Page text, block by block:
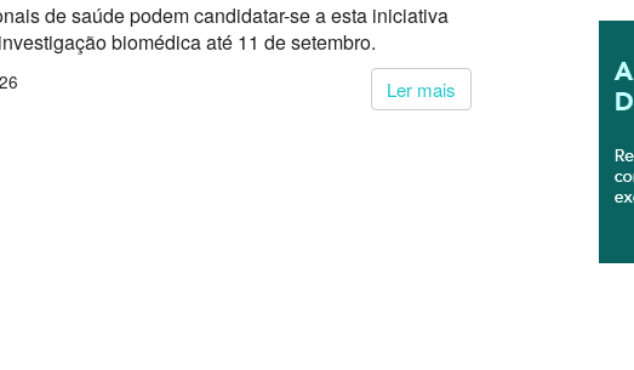
de saúde podem candidatar-se a esta iniciativa
biomédica até 11 de setembro.
Ler mais